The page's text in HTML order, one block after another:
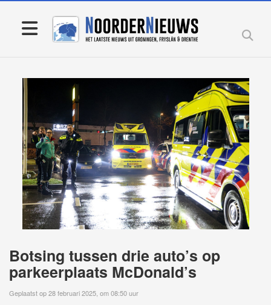
Botsing tussen drie auto’s op
parkeerplaats McDonald’s
Geplaatst op 28 februari 2025, om 08:50 uur